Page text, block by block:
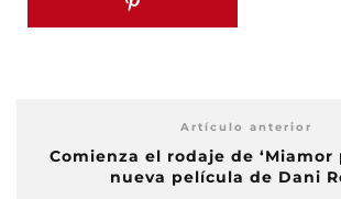
Artículo anterior
Comienza el rodaje de ‘Miamor
nueva película de Dani